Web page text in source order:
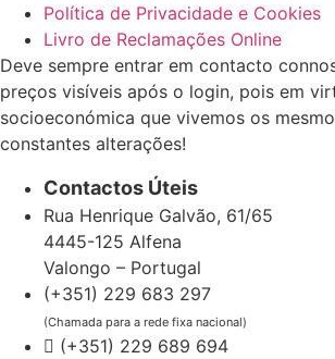
Política de Privacidade e Cookies
Livro de Reclamações Online
Deve sempre entrar em contacto
preços visíveis após o login, pois em
socioeconómica que vivemos os
constantes alterações!
Contactos Úteis
Rua Henrique Galvão, 61/65
4445-125 Alfena
Valongo – Portugal
(+351) 229 683 297
(Chamada para a rede fixa nacional)
(+351) 229 689 694